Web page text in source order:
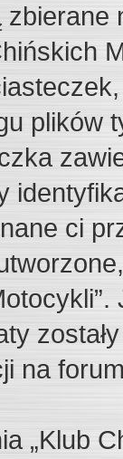
plików
ci
na
„Klub